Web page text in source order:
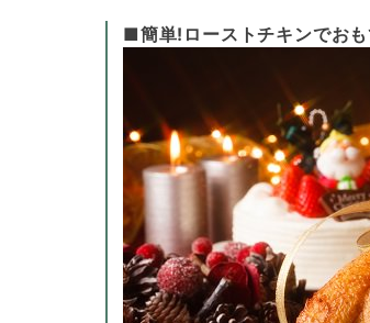
■簡単!ローストチキンでおも